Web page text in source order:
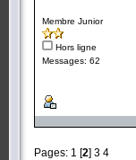
Membre Junior
Hors ligne
Messages: 62
Pages: 1 [2] 3 4